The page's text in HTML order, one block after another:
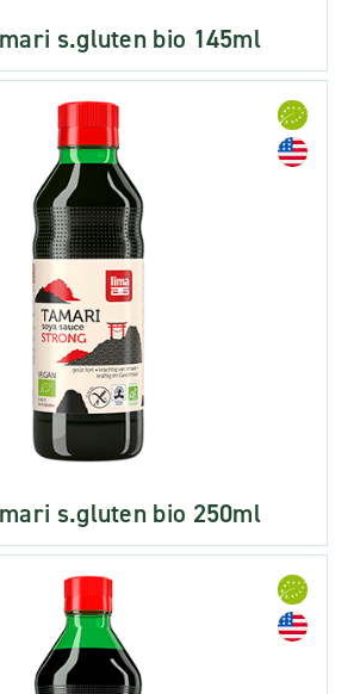
s.gluten bio 145ml
s.gluten bio 250ml